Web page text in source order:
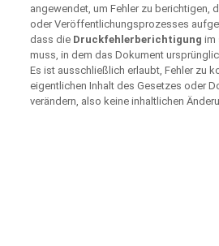
angewendet, um Fehler zu berichtigen,
oder Veröffentlichungsprozesses
dass die Druckfehlerberichtigung im
muss, in dem das Dokument
Es ist ausschließlich erlaubt, Fehler zu
eigentlichen Inhalt des Gesetzes oder
verändern, also keine inhaltlichen